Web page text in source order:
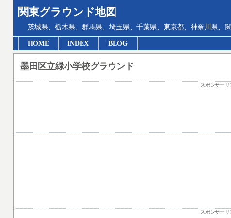
関東グラウンド地図
茨城県、栃木県、群馬県、埼玉県、千葉県、東京都、神奈川県、
HOME INDEX BLOG
墨田区立緑小学校グラウンド
スポンサーリ
スポンサーリ